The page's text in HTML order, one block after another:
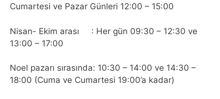
Cumartesi ve Pazar Günleri 12:00 – 15:00
Nisan- Ekim arası : Her gün 09:30 – 12:30 ve
13:00 – 17:00
Noel pazarı sırasında: 10:30 – 14:00 ve 14:30 –
18:00 (Cuma ve Cumartesi 19:00’a kadar)